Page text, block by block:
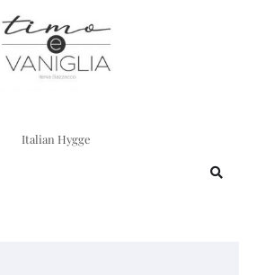
Italian Hygge